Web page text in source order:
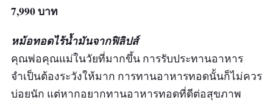
7,990 บาท
หม้อทอดไร้น้ำมันจากฟิลิปส์
คุณพ่อคุณแม่ในวัยที่มากขึ้น การรับประทานอาหาร
จำเป็นต้องระวังให้มาก การทานอาหารทอดนั้นก็ไม่ควร
บ่อยนัก แต่หากอยากทานอาหารทอดที่ดีต่อสุขภาพ